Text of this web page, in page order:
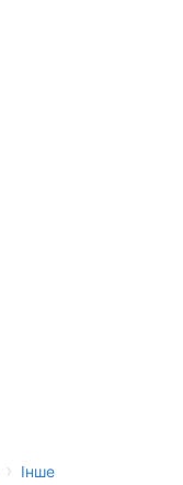
› Інше